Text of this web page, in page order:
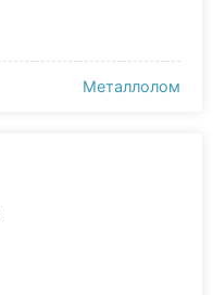
Металлолом